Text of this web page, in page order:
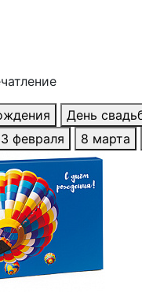
День
февраля 8 марта